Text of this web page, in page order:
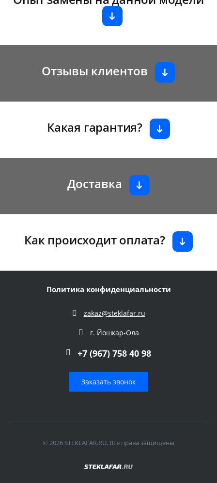
Отзывы клиентов
Какая гарантия?
Доставка
Как происходит оплата?
Политика конфиденциальности
zakaz@steklafar.ru
г. Йошкар-Ола
+7 (967) 758 40 98
Заказать звонок
© 2026 STEKLAFAR.RU, Все права защищены